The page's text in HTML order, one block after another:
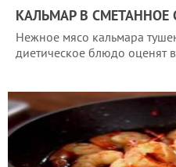
КАЛЬМАР В СМЕТАННОЕ
Нежное мясо кальмара
диетическое блюдо оценят